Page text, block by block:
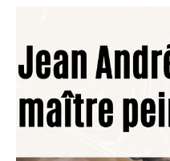
Jean André est un peintre
dont on sait peu de
œuvres qu’il a laissées
le mieux de lui. Un
et modernité.